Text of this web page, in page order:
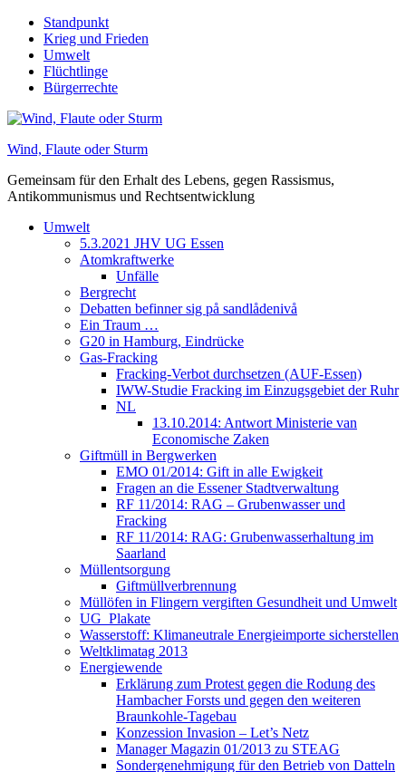
Skip
content
Standpunkt
Krieg und Frieden
Umwelt
Flüchtlinge
Bürgerrechte
Wind, Flaute oder Sturm
Gemeinsam für den Erhalt des Lebens, gegen Rassismus,
Antikommunismus und Rechtsentwicklung
Umwelt
5.3.2021 JHV UG Essen
Atomkraftwerke
Unfälle
Bergrecht
Debatten befinner sig på sandlådenivå
Ein Traum …
G20 in Hamburg, Eindrücke
Gas-Fracking
Fracking-Verbot durchsetzen (AUF-Essen)
IWW-Studie Fracking im Einzugsgebiet der Ruhr
NL
13.10.2014: Antwort Ministerie van
Economische Zaken
Giftmüll in Bergwerken
EMO 01/2014: Gift in alle Ewigkeit
Fragen an die Essener Stadtverwaltung
RF 11/2014: RAG – Grubenwasser und
Fracking
RF 11/2014: RAG: Grubenwasserhaltung im
Saarland
Müllentsorgung
Giftmüllverbrennung
Müllöfen in Flingern vergiften Gesundheit und Umwelt
UG_Plakate
Wasserstoff: Klimaneutrale Energieimporte sicherstellen
Weltklimatag 2013
Energiewende
Erklärung zum Protest gegen die Rodung des
Hambacher Forsts und gegen den weiteren
Braunkohle-Tagebau
Konzession Invasion – Let’s Netz
Manager Magazin 01/2013 zu STEAG
Sondergenehmigung für den Betrieb von Datteln